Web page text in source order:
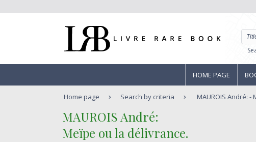
HOME PAGE
Home page Search by criteria MAUROIS André:
‎MAUROIS André:‎
‎Meïpe ou la délivrance.‎